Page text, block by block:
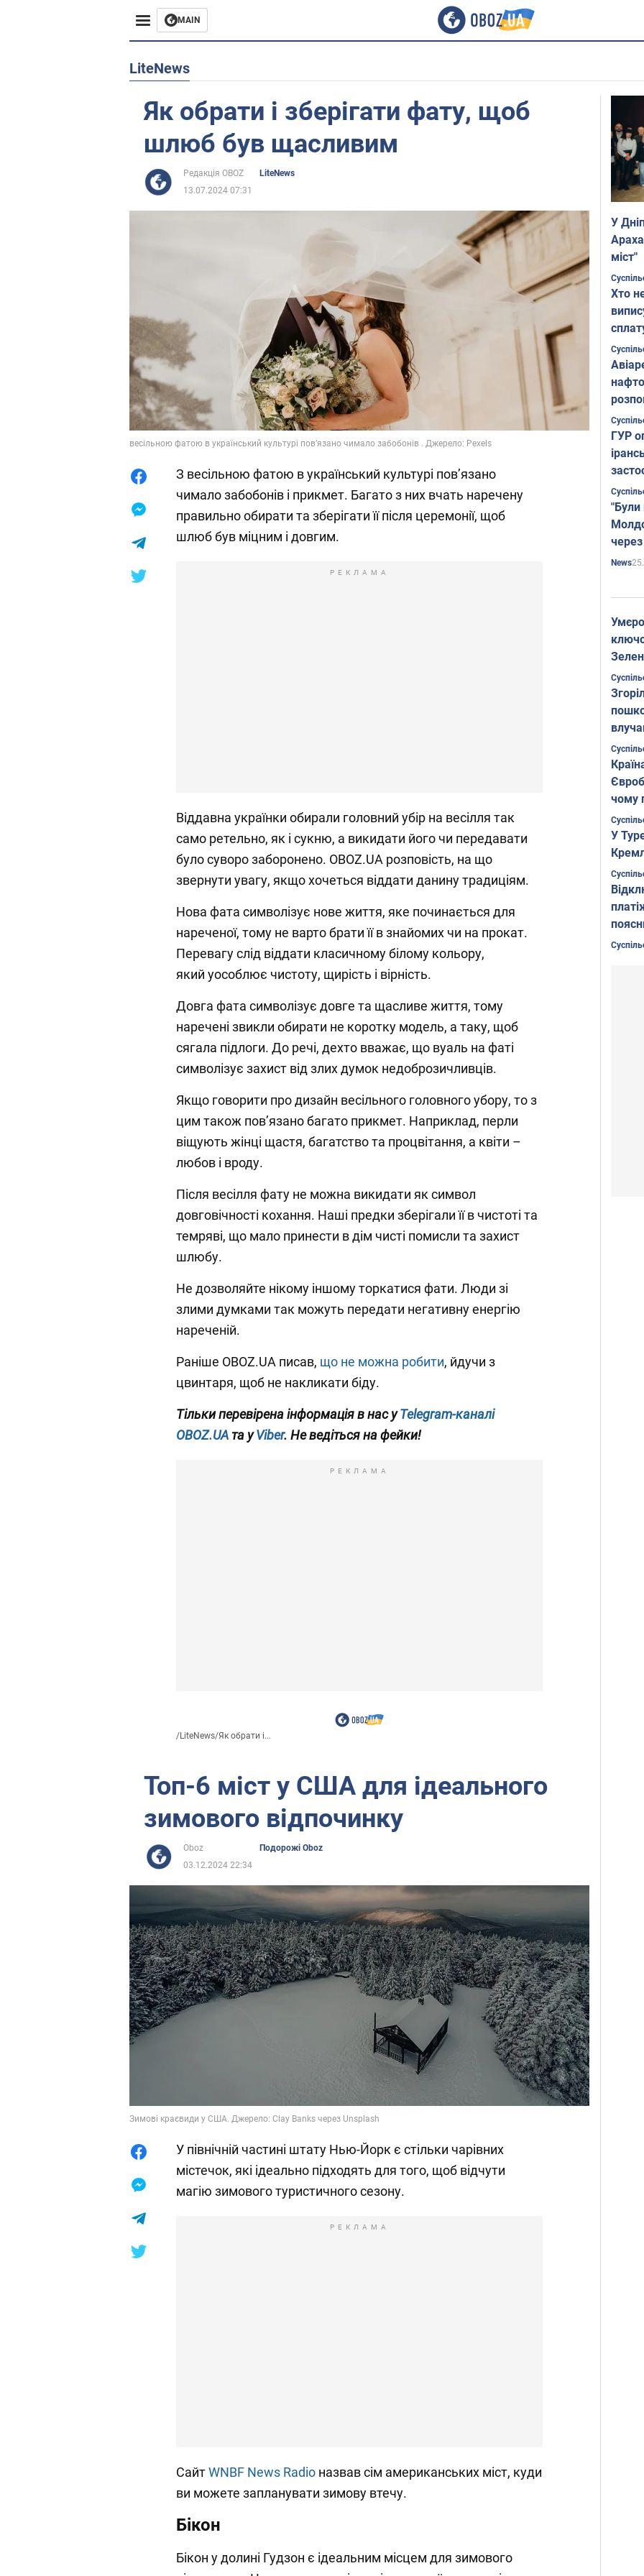
MAIN
Європа
Африка
LiteNews
Як обрати і зберігати фату, щоб
шлюб був щасливим
Редакція OBOZ
LiteNews
13.07.2024 07:31
весільною фатою в український культурі повʼязано чимало забобонів . Джерело: Pexels
З весільною фатою в український культурі повʼязано
чимало забобонів і прикмет. Багато з них вчать наречену
правильно обирати та зберігати її після церемонії, щоб
шлюб був міцним і довгим.
РЕКЛАМА
Віддавна українки обирали головний убір на весілля так
само ретельно, як і сукню, а викидати його чи передавати
було суворо заборонено. OBOZ.UA розповість, на що
звернути увагу, якщо хочеться віддати данину традиціям.
Нова фата символізує нове життя, яке починається для
нареченої, тому не варто брати її в знайомих чи на прокат.
Перевагу слід віддати класичному білому кольору,
який уособлює чистоту, щирість і вірність.
Довга фата символізує довге та щасливе життя, тому
наречені звикли обирати не коротку модель, а таку, щоб
сягала підлоги. До речі, дехто вважає, що вуаль на фаті
символізує захист від злих думок недоброзичливців.
Якщо говорити про дизайн весільного головного убору, то з
цим також повʼязано багато прикмет. Наприклад, перли
віщують жінці щастя, багатство та процвітання, а квіти –
любов і вроду.
Після весілля фату не можна викидати як символ
довговічності кохання. Наші предки зберігали її в чистоті та
темряві, що мало принести в дім чисті помисли та захист
шлюбу.
Не дозволяйте нікому іншому торкатися фати. Люди зі
злими думками так можуть передати негативну енергію
нареченій.
Раніше OBOZ.UA писав, що не можна робити, йдучи з
цвинтаря, щоб не накликати біду.
Тільки перевірена інформація в нас уTelegram-каналі
OBOZ.UA та уViber. Не ведіться на фейки!
РЕКЛАМА
/LiteNews/Як обрати і...
Топ-6 міст у США для ідеального
зимового відпочинку
Oboz
Подорожі Oboz
03.12.2024 22:34
Зимові краєвиди у США. Джерело: Clay Banks через Unsplash
У північній частині штату Нью-Йорк є стільки чарівних
містечок, які ідеально підходять для того, щоб відчути
магію зимового туристичного сезону.
РЕКЛАМА
СайтWNBF News Radio назвав сім американських міст, куди
ви можете запланувати зимову втечу.
Бікон
Бікон у долині Гудзон є ідеальним місцем для зимового
У
міст"
Хто
ГУР
"Були
News
Фото
чому
У